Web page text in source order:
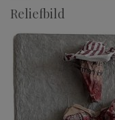
Reliefbild